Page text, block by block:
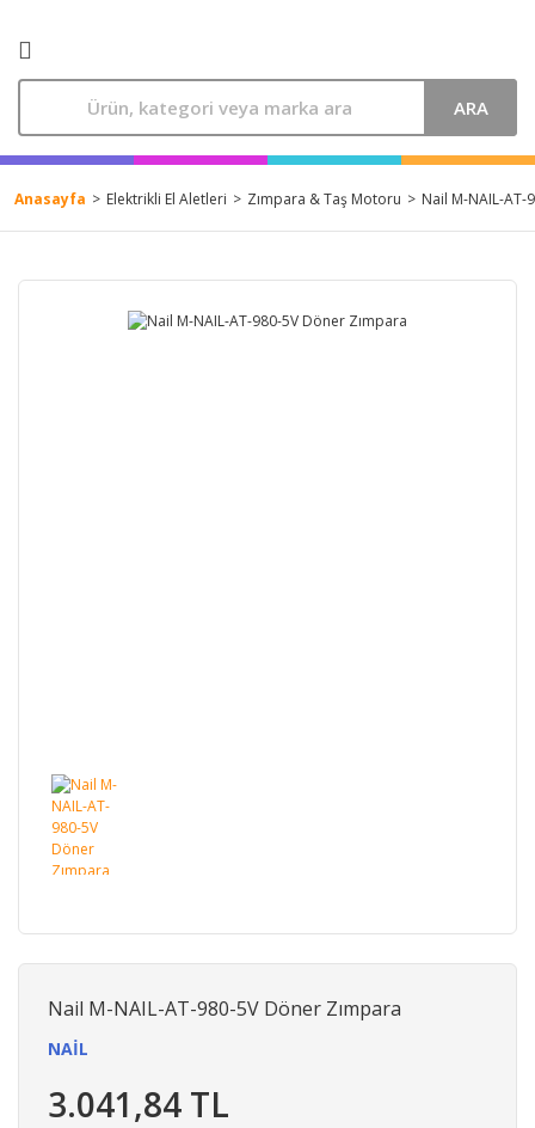
ARA
Anasayfa Elektrikli El Aletleri Zımpara & Taş Motoru Nail M-NAIL-AT-
Nail M-NAIL-AT-980-5V Döner Zımpara
NAİL
3.041,84 TL